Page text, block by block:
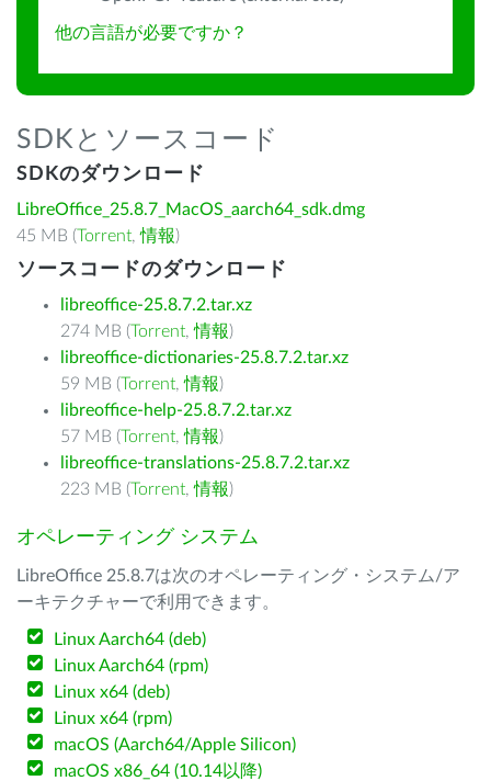
他の言語が必要ですか？
SDKとソースコード
SDKのダウンロード
LibreOffice_25.8.7_MacOS_aarch64_sdk.dmg
45 MB (Torrent,情報)
ソースコードのダウンロード
libreoffice-25.8.7.2.tar.xz
274 MB (Torrent,情報)
libreoffice-dictionaries-25.8.7.2.tar.xz
59 MB (Torrent,情報)
libreoffice-help-25.8.7.2.tar.xz
57 MB (Torrent,情報)
libreoffice-translations-25.8.7.2.tar.xz
223 MB (Torrent,情報)
オペレーティング システム
LibreOffice 25.8.7は次のオペレーティング・システム/ア
ーキテクチャーで利用できます。
Linux Aarch64 (deb)
Linux Aarch64 (rpm)
Linux x64 (deb)
Linux x64 (rpm)
macOS (Aarch64/Apple Silicon)
macOS x86_64 (10.14以降)